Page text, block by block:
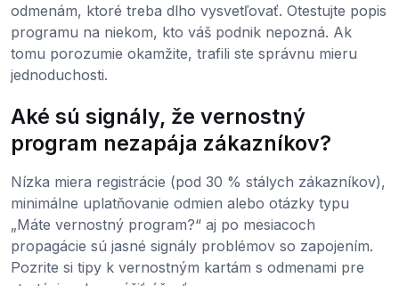
odmenám, ktoré treba dlho vysvetľovať. Otestujte popis
programu na niekom, kto váš podnik nepozná. Ak
tomu porozumie okamžite, trafili ste správnu mieru
jednoduchosti.
Aké sú signály, že vernostný
program nezapája zákazníkov?
Nízka miera registrácie (pod 30 % stálych zákazníkov),
minimálne uplatňovanie odmien alebo otázky typu
„Máte vernostný program?“ aj po mesiacoch
propagácie sú jasné signály problémov so zapojením.
Pozrite si tipy k vernostným kartám s odmenami pre